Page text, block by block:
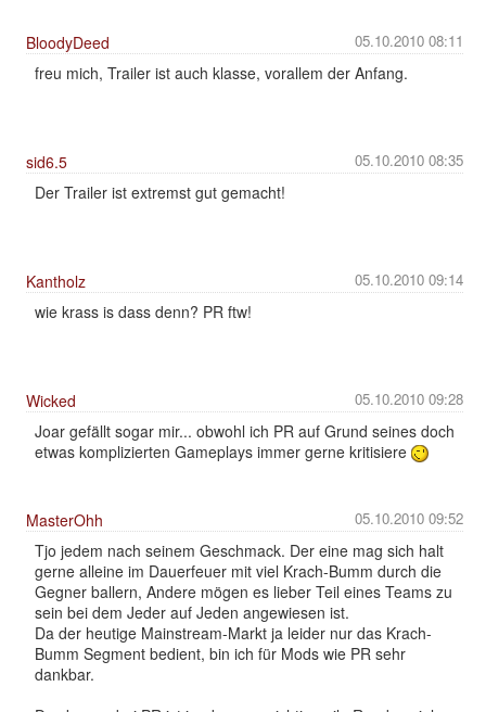
05.10.2010 08:11
BloodyDeed
freu mich, Trailer ist auch klasse, vorallem der Anfang.
05.10.2010 08:35
sid6.5
Der Trailer ist extremst gut gemacht!
05.10.2010 09:14
Kantholz
wie krass is dass denn? PR ftw!
05.10.2010 09:28
Wicked
Joar gefällt sogar mir... obwohl ich PR auf Grund seines doch
etwas komplizierten Gameplays immer gerne kritisiere
05.10.2010 09:52
MasterOhh
Tjo jedem nach seinem Geschmack. Der eine mag sich halt
gerne alleine im Dauerfeuer mit viel Krach-Bumm durch die
Gegner ballern, Andere mögen es lieber Teil eines Teams zu
sein bei dem Jeder auf Jeden angewiesen ist.
Da der heutige Mainstream-Markt ja leider nur das Krach-
Bumm Segment bedient, bin ich für Mods wie PR sehr
dankbar.